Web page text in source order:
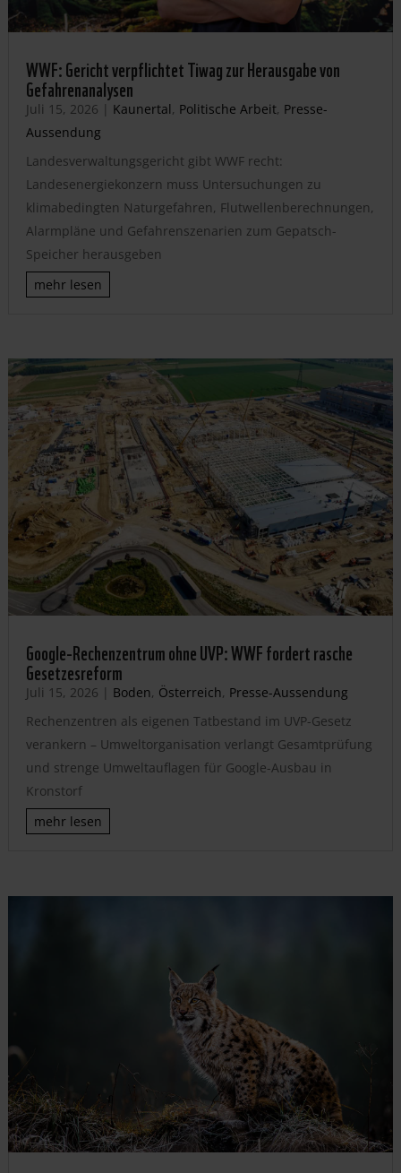
WWF: Gericht verpflichtet Tiwag zur Herausgabe von
Gefahrenanalysen
Juli 15, 2026 | Kaunertal, Politische Arbeit, Presse-
Aussendung
Landesverwaltungsgericht gibt WWF recht:
Landesenergiekonzern muss Untersuchungen zu
klimabedingten Naturgefahren, Flutwellenberechnungen,
Alarmpläne und Gefahrenszenarien zum Gepatsch-
Speicher herausgeben
mehr lesen
Google-Rechenzentrum ohne UVP: WWF fordert rasche
Gesetzesreform
Juli 15, 2026 | Boden, Österreich, Presse-Aussendung
Rechenzentren als eigenen Tatbestand im UVP-Gesetz
verankern – Umweltorganisation verlangt Gesamtprüfung
und strenge Umweltauflagen für Google-Ausbau in
Kronstorf
mehr lesen